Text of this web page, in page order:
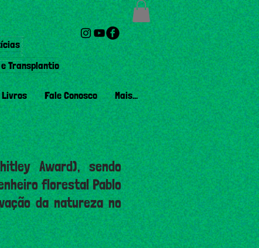
Transplantio
Fale Conosco Mais...
Award), sendo
florestal Pablo
da natureza no